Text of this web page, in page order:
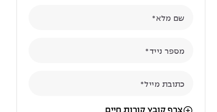
שם מלא
מספר נייד
כתובת מייל
הניווט לאחר העלאת הקובץ באמצעות מקש ה-TAB
צרף קובץ קורות חיים